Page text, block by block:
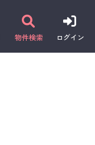
物件検索 ログイン